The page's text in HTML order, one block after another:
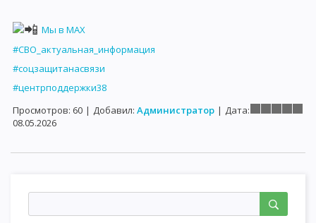
Мы в MAX
#СВО_актуальная_информация
#соцзащитанасвязи
#центрподдержки38
Просмотров: 60 | Добавил: Администратор | Дата:
08.05.2026